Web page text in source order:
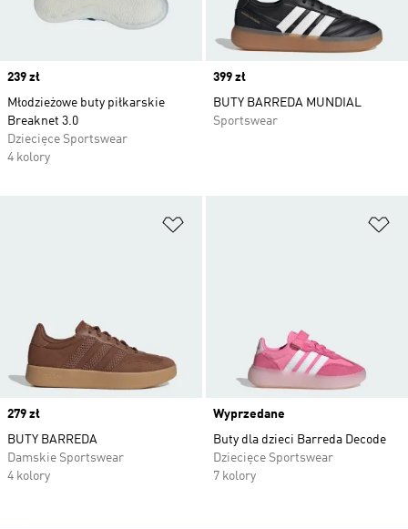
Price
239 zł
Młodzieżowe buty piłkarskie
Breaknet 3.0
Dziecięce Sportswear
4 kolory
Price
399 zł
BUTY BARREDA MUNDIAL
Sportswear
Price
279 zł
BUTY BARREDA
Damskie Sportswear
4 kolory
Wyprzedane
Buty dla dzieci Barreda Decode
Dziecięce Sportswear
7 kolory